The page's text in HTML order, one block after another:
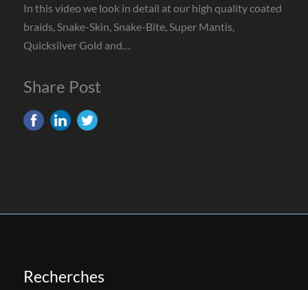
In this video we look in detail at our high quality coated
braids, Snake-Skin, Snake-Bite, Super Mantis,
Quicksilver Gold and…
Share Post
Recherches